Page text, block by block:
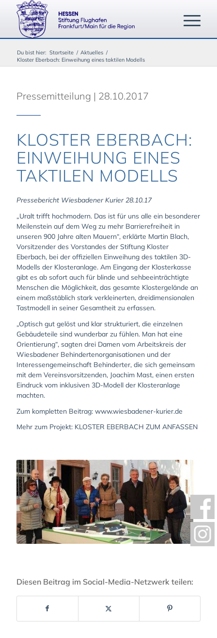
Du bist hier: Startseite / Aktuelles /
Kloster Eberbach: Einweihung eines taktilen Modells
Pressemitteilung | 28.10.2017
KLOSTER EBERBACH:
EINWEIHUNG EINES
TAKTILEN MODELLS
Pressebericht Wiesbadener Kurier 28.10.17
„Uralt trifft hochmodern. Das ist für uns alle ein besonderer
Meilenstein auf dem Weg zu mehr Barrierefreiheit in
unseren 900 Jahre alten Mauern“, erklärte Martin Blach,
Vorsitzender des Vorstandes der Stiftung Kloster
Eberbach, bei der offiziellen Einweihung des taktilen 3D-
Modells der Klosteranlage. Am Eingang der Klosterkasse
gibt es ab sofort auch für blinde und sehbeeinträchtigte
Menschen die Möglichkeit, das gesamte Klostergelände an
einem maßstäblich stark verkleinerten, dreidimensionalen
Tastmodell in seiner Gesamtheit zu erfassen.
„Optisch gut gelöst und klar strukturiert, die einzelnen
Gebäudeteile sind wunderbar zu fühlen. Man hat eine
Orientierung“, sagten drei Damen vom Arbeitskreis der
Wiesbadener Behindertenorganisationen und der
Interessengemeinschaft Behinderter, die sich gemeinsam
mit dem Vereinsvorsitzenden, Joachim Mast, einen ersten
Eindruck vom inklusiven 3D-Modell der Klosteranlage
machten.
Zum kompletten Beitrag: www.wiesbadener-kurier.de
Mehr zum Projekt: KLOSTER EBERBACH ZUM ANFASSEN
Diesen Beitrag im Social-Media-Netzwerk teilen: